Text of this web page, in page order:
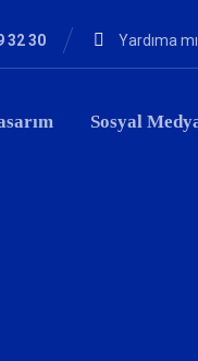
Yardıma
32 30
Sosyal